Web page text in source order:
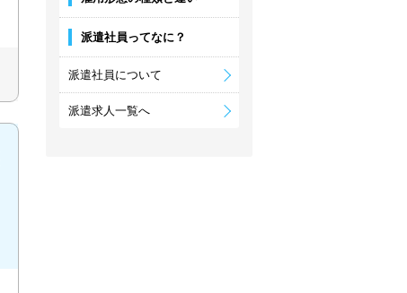
派遣社員ってなに？
派遣社員について
派遣求人一覧へ